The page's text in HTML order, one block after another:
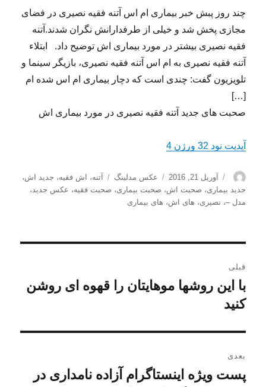
چند روز پبش خبر بیماری ام اس آتنه فقیه نصیری در فضای
مجازی پخش شد و خیلی از طرفدارانش نگران شدند.آتنه
فقیه نصیری بیشتر در مورد بیماری اش توضیح داد. ابتلاء
آتنه فقیه نصیری به ام اس آتنه فقیه نصیری، بازیگر سینما و
تلویزیون گفت: چندی است که دچار بیماری ام اس شده ام
[…]
صحبت های جدید آتنه فقیه نصیری در مورد بیماری اش
آپدیت نود 32 ورژن 4
نویسنده
ارسال
شده
در
آوریل 21, 2016 دسته‌ها
عکس مدلینگ برچسب‌ها
آتنه، اش فقیه، جدید اش،
جدید بیماری، صحبت اش، صحبت بیماری، صحبت فقیه، عکس جدید،
مدل –، نصیری، های اش، های بیماری
نوشته
قبلی
نوشته
قبلی:
با این روشها موهایتان را قهوه ای روشن
کنید
بعدی
نوشته
پست ویژه اینستاگرام آزاده نامداری در